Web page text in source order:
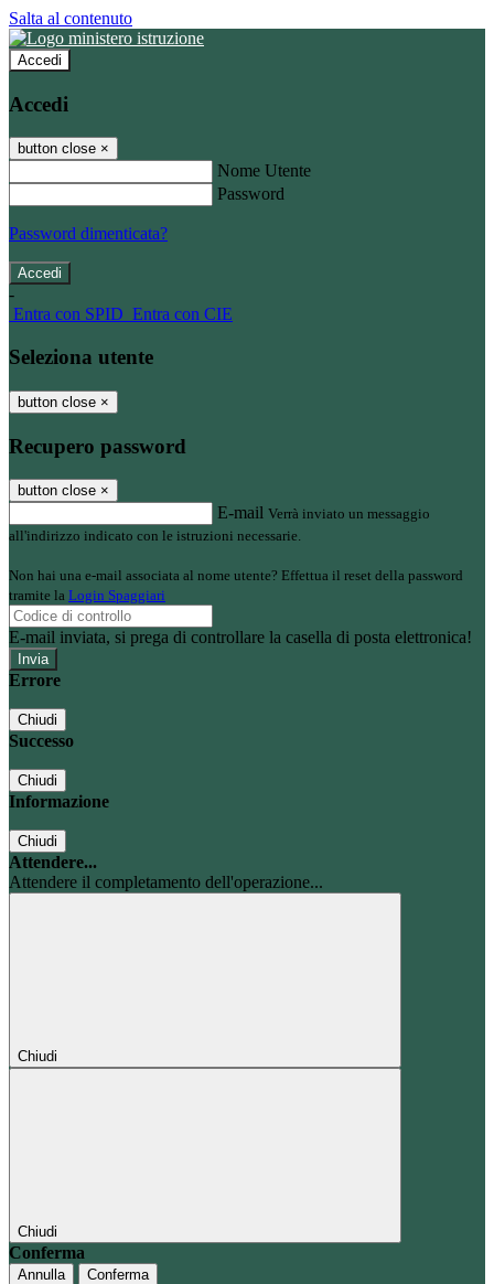
Salta al contenuto
Accedi
Accedi
button close ×
Nome Utente
Password
Password dimenticata?
-
Entra con SPID Entra con CIE
Seleziona utente
button close ×
Recupero password
button close ×
E-mail Verrà inviato un messaggio
all'indirizzo indicato con le istruzioni necessarie.
Non hai una e-mail associata al nome utente? Effettua il reset della password
tramite la Login Spaggiari
E-mail inviata, si prega di controllare la casella di posta elettronica!
Errore
Chiudi
Successo
Chiudi
Informazione
Chiudi
Attendere...
Attendere il completamento dell'operazione...
Chiudi
Chiudi
Conferma
Annulla Conferma